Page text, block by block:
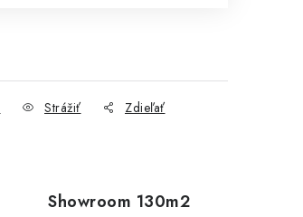
Strážiť Zdieľať
Showroom 130m2